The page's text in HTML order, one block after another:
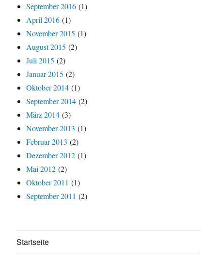
September 2016 (1)
April 2016 (1)
November 2015 (1)
August 2015 (2)
Juli 2015 (2)
Januar 2015 (2)
Oktober 2014 (1)
September 2014 (2)
März 2014 (3)
November 2013 (1)
Februar 2013 (2)
Dezember 2012 (1)
Mai 2012 (2)
Oktober 2011 (1)
September 2011 (2)
Startseite